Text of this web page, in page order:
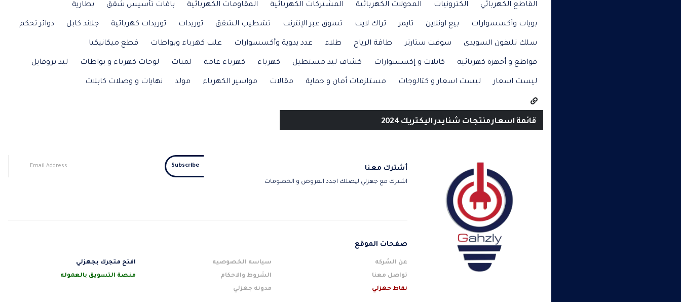
القاطع الكهربائي الكترونيات المحولات الكهربائية المشتركات الكهربائية المقاومات الكهربائية باقات تأسيس شقق بطارية
بويات وأكسسوارات بيع اونلاين تايمر تراك لايت تسوق عبر الإنترنت تشطيب الشقق توريدات توريدات كهربائية جلاند كابل دوائر تحكم
سلك تليفون السويدى سوفت ستارتر طاقة الرياح طلاء عدد يدوية وأكسسوارات علب كهرباء وبواطات قطع ميكانيكيا
قواطع و أجهزة كهربائيه كابلات و إكسسوارات كشاف ليد مستطيل كهرباء كهرباء عامة لمبات لوحات كهرباء و بواطات ليد بروفايل
ليست اسعار ليست اسعار و كتالوجات مستلزمات أمان و حماية مقالات مواسير الكهرباء مولد نهايات و وصلات كابلات
قائمة اسعار منتجات شنايدر اليكتريك 2024
أشترك معنا
اشترك مع جهزلي ليصلك اجدد العروض و الخصومات
صفحات الموقع
عن الشركه
تواصل معنا
نقاط حهزلي
سياسه الخصوصيه
الشروط والاحكام
مدونه جهزلي
افتح متجرك بجهزلي
منصة التسويق بالعموله